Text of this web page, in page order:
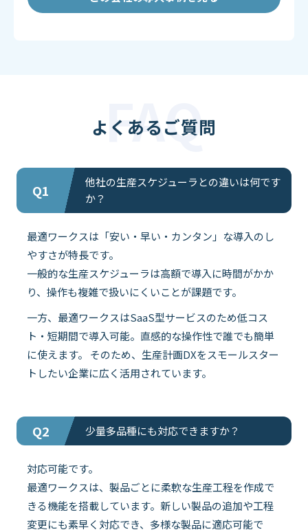
よくあるご質問
Q1
他社の生産スケジューラとの違いは何です
か？
最適ワークスは「安い・早い・カンタン」な導入のし
やすさが特長です。
一般的な生産スケジューラは高額で導入に時間がかか
り、操作も複雑で扱いにくいことが課題です。
一方、最適ワークスはSaaS型サービスのため低コス
ト・短期間で導入可能。直感的な操作性で誰でも簡単
に使えます。 そのため、生産計画DXをスモールスター
トしたい企業に広く活用されています。
Q2 少量多品種にも対応できますか？
対応可能です。
最適ワークスは、製品ごとに柔軟な生産工程を作成で
きる機能を搭載しています。新しい製品の追加や工程
変更にも素早く対応でき、多様な製品に適応可能で